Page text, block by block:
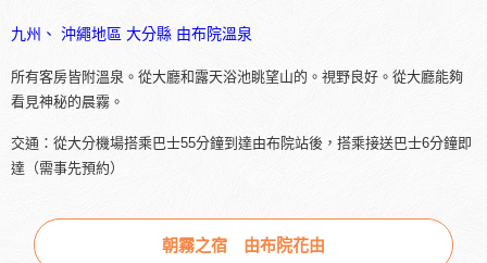
九州、 沖繩地區 大分縣 由布院溫泉
所有客房皆附溫泉。從大廳和露天浴池眺望山的。視野良好。從大廳能夠
看見神秘的晨霧。
交通：從大分機場搭乘巴士55分鐘到達由布院站後，搭乘接送巴士6分鐘即
達（需事先預約）
朝霧之宿 由布院花由